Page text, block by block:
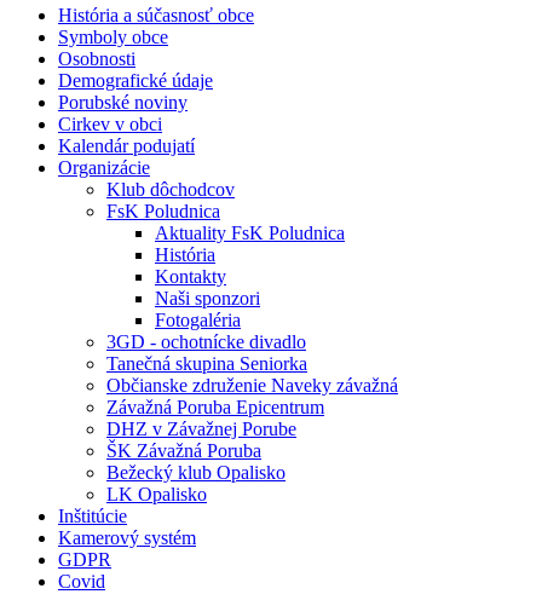
História a súčasnosť obce
Symboly obce
Osobnosti
Demografické údaje
Porubské noviny
Cirkev v obci
Kalendár podujatí
Organizácie
Klub dôchodcov
FsK Poludnica
Aktuality FsK Poludnica
História
Kontakty
Naši sponzori
Fotogaléria
3GD - ochotnícke divadlo
Tanečná skupina Seniorka
Občianske združenie Naveky závažná
Závažná Poruba Epicentrum
DHZ v Závažnej Porube
ŠK Závažná Poruba
Bežecký klub Opalisko
LK Opalisko
Inštitúcie
Kamerový systém
GDPR
Covid